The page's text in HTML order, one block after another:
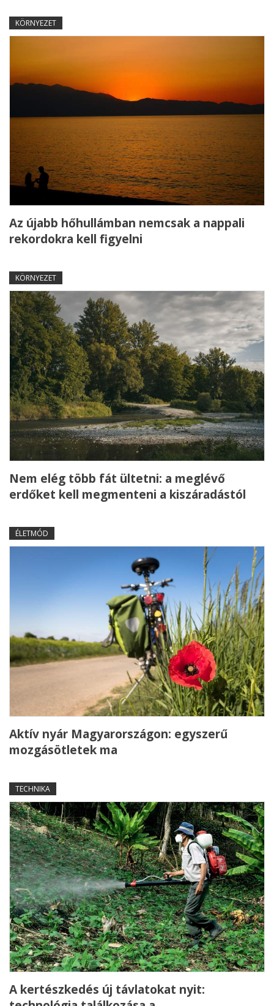
KÖRNYEZET
Az újabb hőhullámban nemcsak a nappali
rekordokra kell figyelni
KÖRNYEZET
Nem elég több fát ültetni: a meglévő
erdőket kell megmenteni a kiszáradástól
ÉLETMÓD
Aktív nyár Magyarországon: egyszerű
mozgásötletek ma
TECHNIKA
A kertészkedés új távlatokat nyit: